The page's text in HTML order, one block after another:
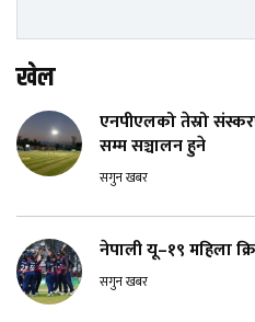
खेल
एनपीएलको तेस्रो
सम्म सञ्चालन हुने
सगुन खबर
नेपाली यू–१९ महिला
सगुन खबर